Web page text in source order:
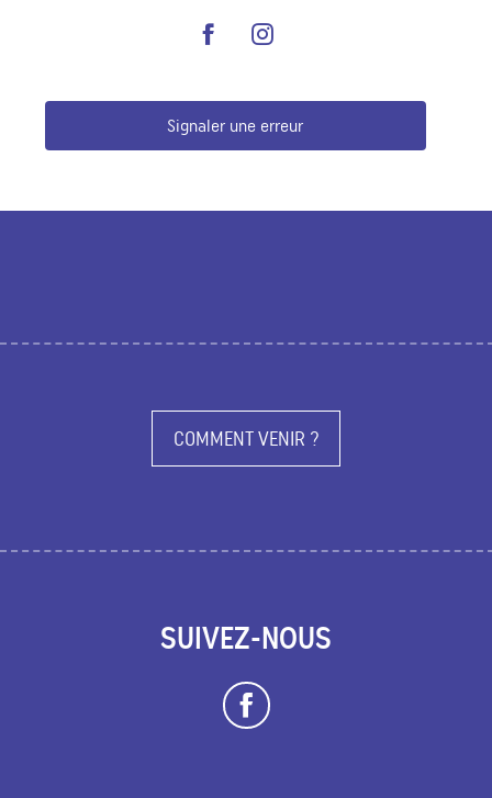
Signaler une erreur
COMMENT VENIR ?
SUIVEZ-NOUS